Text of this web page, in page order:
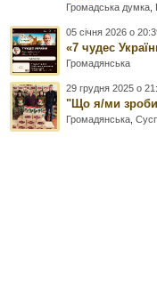
Громадська думка
05 січня 2026 о
«7 чудес
Громадянська
29 грудня 2025 о
"Що я/ми
Громадянська ,